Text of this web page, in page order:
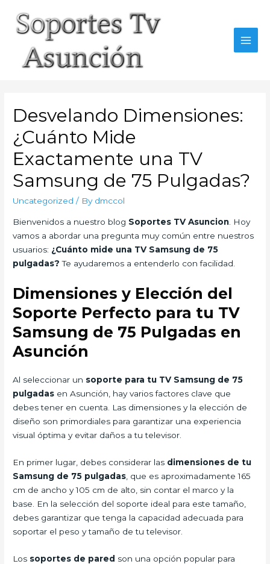
content
Desvelando Dimensiones:
¿Cuánto Mide
Exactamente una TV
Samsung de 75 Pulgadas?
Uncategorized / By dmccol
Bienvenidos a nuestro blog Soportes TV Asuncion . Hoy
vamos a abordar una pregunta muy común entre nuestros
usuarios: ¿Cuánto mide una TV Samsung de 75
pulgadas? Te ayudaremos a entenderlo con facilidad.
Dimensiones y Elección del
Soporte Perfecto para tu TV
Samsung de 75 Pulgadas en
Asunción
Al seleccionar un soporte para tu TV Samsung de 75
pulgadas en Asunción, hay varios factores clave que
debes tener en cuenta. Las dimensiones y la elección de
diseño son primordiales para garantizar una experiencia
visual óptima y evitar daños a tu televisor.
En primer lugar, debes considerar las dimensiones de tu
Samsung de 75 pulgadas , que es aproximadamente 165
cm de ancho y 105 cm de alto, sin contar el marco y la
base. En la selección del soporte ideal para este tamaño,
debes garantizar que tenga la capacidad adecuada para
soportar el peso y tamaño de tu televisor.
Los soportes de pared son una opción popular para